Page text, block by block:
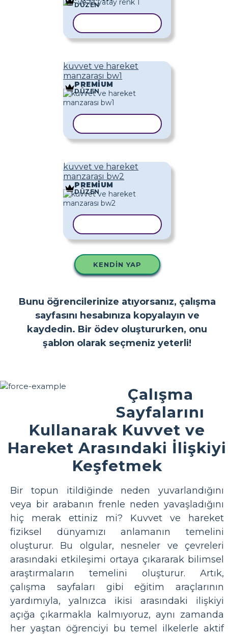
DÜZEN
kuvvet ve hareket
manzarası bw1
PREMIUM
DÜZEN
kuvvet ve hareket
manzarası bw2
PREMIUM
DÜZEN
KENDIN YAP
Bunu öğrencilerinize atıyorsanız, çalışma
sayfasını hesabınıza kopyalayın ve
kaydedin. Bir ödev oluştururken, onu
şablon olarak seçmeniz yeterli!
Çalışma
Sayfalarını
Kullanarak Kuvvet ve
Hareket Arasındaki İlişkiyi
Keşfetmek
Bir topun itildiğinde neden yuvarlandığını
veya bir arabanın frenle neden yavaşladığını
hiç merak ettiniz mi? Kuvvet ve hareket
fiziksel dünyamızı anlamanın temelini
oluşturur. Bu olgular, nesneler ve çevreleri
arasındaki etkileşimi ortaya çıkararak bilimsel
araştırmaların temelini oluşturur. Artık,
çalışma sayfaları gibi eğitim araçlarının
yardımıyla, yalnızca ikisi arasındaki ilişkiyi
açığa çıkarmakla kalmıyoruz, aynı zamanda
her yaştan öğrenciyi bu temel ilkelerle aktif